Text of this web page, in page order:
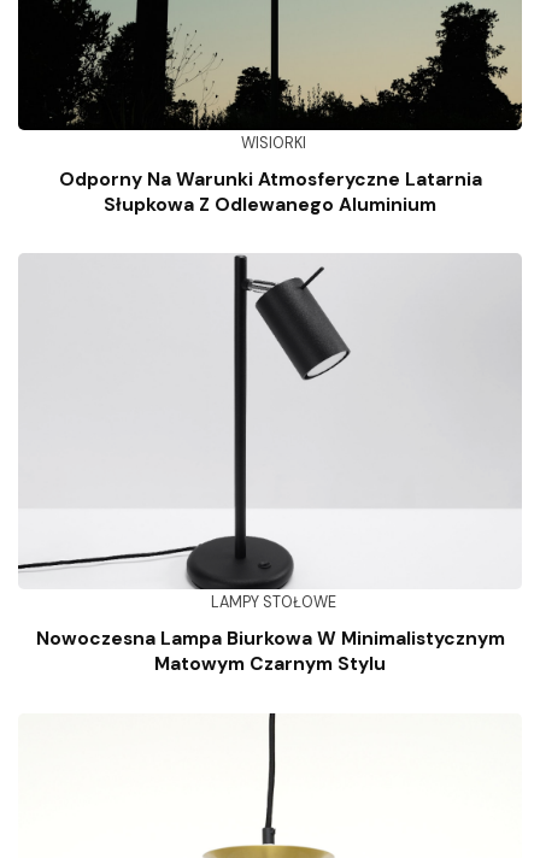
WISIORKI
Odporny Na Warunki Atmosferyczne Latarnia
Słupkowa Z Odlewanego Aluminium
LAMPY STOŁOWE
Nowoczesna Lampa Biurkowa W Minimalistycznym
Matowym Czarnym Stylu